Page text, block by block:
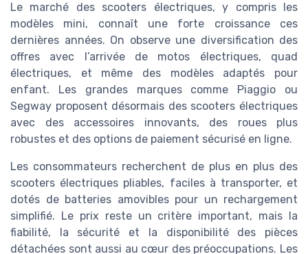
Le marché des scooters électriques, y compris les
modèles mini, connaît une forte croissance ces
dernières années. On observe une diversification des
offres avec l’arrivée de motos électriques, quad
électriques, et même des modèles adaptés pour
enfant. Les grandes marques comme Piaggio ou
Segway proposent désormais des scooters électriques
avec des accessoires innovants, des roues plus
robustes et des options de paiement sécurisé en ligne.
Les consommateurs recherchent de plus en plus des
scooters électriques pliables, faciles à transporter, et
dotés de batteries amovibles pour un rechargement
simplifié. Le prix reste un critère important, mais la
fiabilité, la sécurité et la disponibilité des pièces
détachées sont aussi au cœur des préoccupations. Les